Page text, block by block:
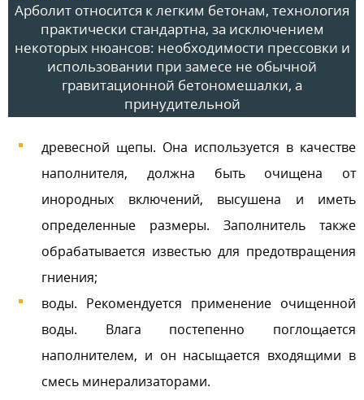
Арболит относится к легким бетонам, технология
практически стандартна, за исключением
некоторых нюансов: необходимости прессовки и
использовании при замесе не обычной
гравитационной бетономешалки, а
принудительной
древесной щепы. Она используется в качестве
наполнителя, должна быть очищена от
инородных включений, высушена и иметь
определенные размеры. Заполнитель также
обрабатывается известью для предотвращения
гниения;
воды. Рекомендуется применение очищенной
воды. Влага постепенно поглощается
наполнителем, и он насыщается входящими в
смесь минерализаторами.